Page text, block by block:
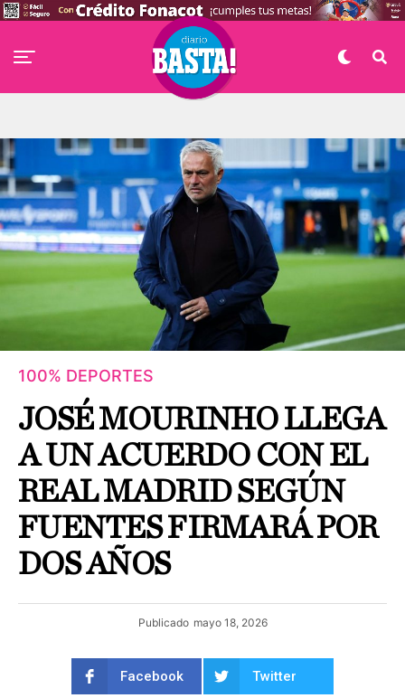
100% DEPORTES
JOSÉ MOURINHO LLEGA
A UN ACUERDO CON EL
REAL MADRID SEGÚN
FUENTES FIRMARÁ POR
DOS AÑOS
Publicado mayo 18, 2026
Facebook Twitter